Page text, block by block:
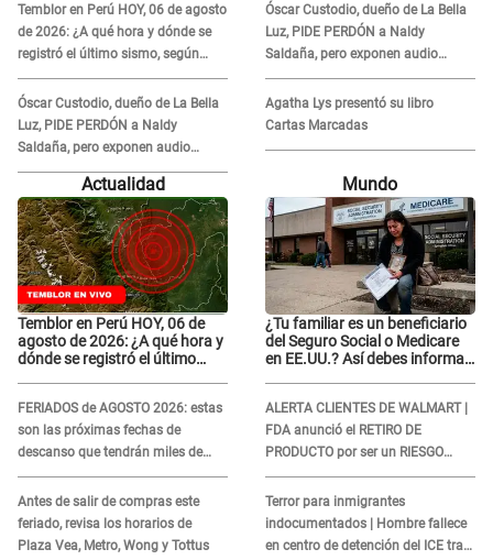
defender"
Temblor en Perú HOY, 06 de agosto
de 2026: ¿A qué hora y dónde se
registró el último sismo, según
IGP?
Óscar Custodio, dueño de La Bella
Luz, PIDE PERDÓN a Naldy
Saldaña, pero exponen audio
donde le reclama por VIDEOS: "No
hay necesidad de grabar"
defender"
Óscar Custodio, dueño de La Bella
Luz, PIDE PERDÓN a Naldy
Saldaña, pero exponen audio
donde le reclama por VIDEOS: "No
hay necesidad de grabar"
Agatha Lys presentó su libro
Cartas Marcadas
Actualidad
Temblor en Perú HOY, 06 de
agosto de 2026: ¿A qué hora y
dónde se registró el último
FERIADOS de AGOSTO 2026: estas
son las próximas fechas de
descanso que tendrán miles de
peruanos
Antes de salir de compras este
feriado, revisa los horarios de
Plaza Vea, Metro, Wong y Tottus
Mundo
¿Tu familiar es un beneficiario
del Seguro Social o Medicare
en EE.UU.? Así debes informar
ALERTA CLIENTES DE WALMART |
FDA anunció el RETIRO DE
PRODUCTO por ser un RIESGO
MORTAL para consumidores: ¿Cuál
es?
Terror para inmigrantes
indocumentados | Hombre fallece
en centro de detención del ICE tras